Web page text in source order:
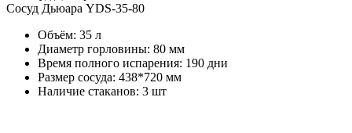
Сосуд Дьюара YDS-35-80
Объём: 35 л
Диаметр горловины: 80 мм
Время полного испарения: 190 дни
Размер сосуда: 438*720 мм
Наличие стаканов: 3 шт